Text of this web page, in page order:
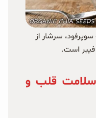
سرشار از
سلامت قلب و